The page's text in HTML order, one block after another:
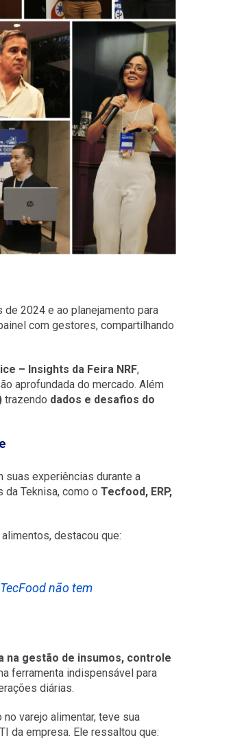
2024 e ao planejamento para
com gestores, compartilhando
– Insights da Feira NRF,
aprofundada do mercado. Além
trazendo dados e desafios do
suas experiências durante a
Teknisa, como o Tecfood, ERP,
destacou que:
não tem
na gestão de insumos, controle
ferramenta indispensável para
diárias.
varejo alimentar, teve sua
da empresa. Ele ressaltou que: